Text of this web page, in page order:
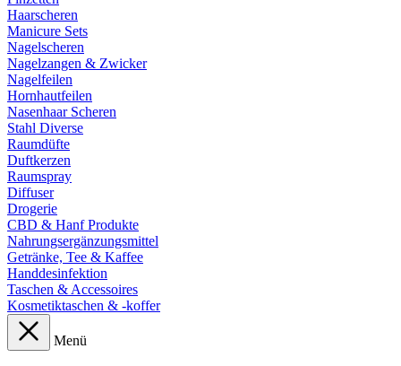
Haarscheren
Manicure Sets
Nagelscheren
Nagelzangen & Zwicker
Nagelfeilen
Hornhautfeilen
Nasenhaar Scheren
Stahl Diverse
Raumdüfte
Duftkerzen
Raumspray
Diffuser
Drogerie
CBD & Hanf Produkte
Nahrungsergänzungsmittel
Getränke, Tee & Kaffee
Handdesinfektion
Taschen & Accessoires
Kosmetiktaschen & -koffer
Menü